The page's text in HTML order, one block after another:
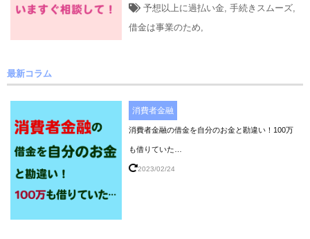
予想以上に過払い金,手続きスムーズ,
借金は事業のため,
最新コラム
消費者金融
消費者金融の借金を自分のお金と勘違い！100万
も借りていた…
2023/02/24